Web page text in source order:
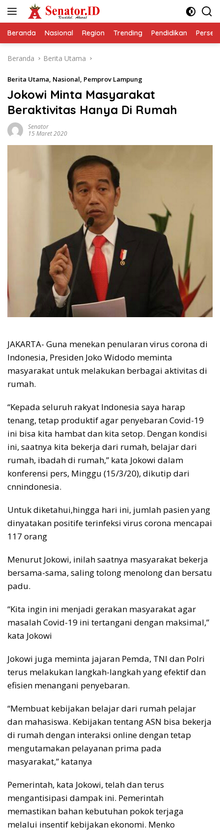
Beranda Nasional Region Trending Pendidikan
Beranda Berita Utama
Berita Utama, Nasional, Pemprov Lampung
Jokowi Minta Masyarakat
Beraktivitas Hanya Di Rumah
Senator
15 Maret 2020
JAKARTA- Guna menekan penularan virus corona di
Indonesia, Presiden Joko Widodo meminta
masyarakat untuk melakukan berbagai aktivitas di
rumah.
“Kepada seluruh rakyat Indonesia saya harap
tenang, tetap produktif agar penyebaran Covid-19
ini bisa kita hambat dan kita setop. Dengan kondisi
ini, saatnya kita bekerja dari rumah, belajar dari
rumah, ibadah di rumah,” kata Jokowi dalam
konferensi pers, Minggu (15/3/20), dikutip dari
cnnindonesia.
Untuk diketahui,hingga hari ini, jumlah pasien yang
dinyatakan positife terinfeksi virus corona mencapai
117 orang
Menurut Jokowi, inilah saatnya masyarakat bekerja
bersama-sama, saling tolong menolong dan bersatu
padu.
“Kita ingin ini menjadi gerakan masyarakat agar
masalah Covid-19 ini tertangani dengan maksimal,”
kata Jokowi
Jokowi juga meminta jajaran Pemda, TNI dan Polri
terus melakukan langkah-langkah yang efektif dan
efisien menangani penyebaran.
“Membuat kebijakan belajar dari rumah pelajar
dan mahasiswa. Kebijakan tentang ASN bisa bekerja
di rumah dengan interaksi online dengan tetap
mengutamakan pelayanan prima pada
masyarakat,” katanya
Pemerintah, kata Jokowi, telah dan terus
mengantisipasi dampak ini. Pemerintah
memastikan bahan kebutuhan pokok terjaga
melalui insentif kebijakan ekonomi. Menko